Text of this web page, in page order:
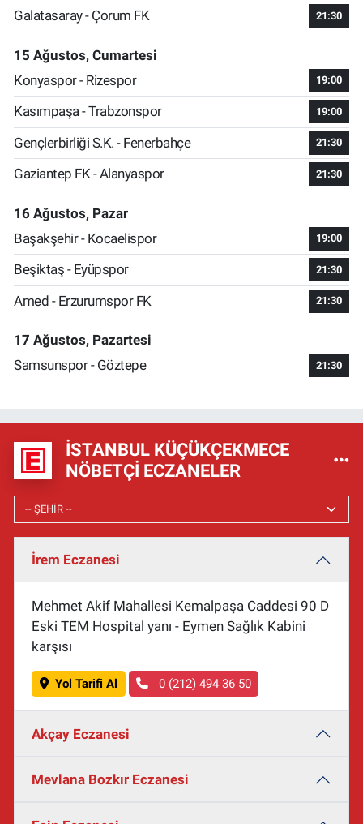
Galatasaray - Çorum FK
21:30
15 Ağustos, Cumartesi
Konyaspor - Rizespor
19:00
Kasımpaşa - Trabzonspor 19:00
Gençlerbirliği S.K. - Fenerbahçe 21:30
Gaziantep FK - Alanyaspor 21:30
16 Ağustos, Pazar
Başakşehir - Kocaelispor
19:00
Beşiktaş - Eyüpspor 21:30
Amed - Erzurumspor FK 21:30
17 Ağustos, Pazartesi
Samsunspor - Göztepe
21:30
İSTANBUL KÜÇÜKÇEKMECE
NÖBETÇI ECZANELER
İrem Eczanesi
Mehmet Akif Mahallesi Kemalpaşa Caddesi 90 D
Eski TEM Hospital yanı - Eymen Sağlık Kabini
karşısı
Yol Tarifi Al 0 (212) 494 36 50
Akçay Eczanesi
Mevlana Bozkır Eczanesi